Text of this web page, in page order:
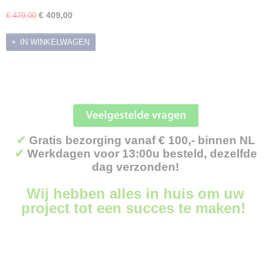
€ 479,00 € 409,00
IN WINKELWAGEN
✔ Gratis bezorging vanaf € 100,- binnen NL
✔ Werkdagen voor 13:00u besteld, dezelfde
dag verzonden!
Wij hebben alles in huis om uw
project tot een succes te maken!